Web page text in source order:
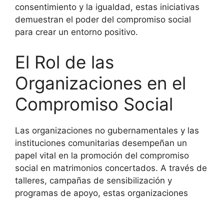
consentimiento y la igualdad, estas iniciativas
demuestran el poder del compromiso social
para crear un entorno positivo.
El Rol de las
Organizaciones en el
Compromiso Social
Las organizaciones no gubernamentales y las
instituciones comunitarias desempeñan un
papel vital en la promoción del compromiso
social en matrimonios concertados. A través de
talleres, campañas de sensibilización y
programas de apoyo, estas organizaciones